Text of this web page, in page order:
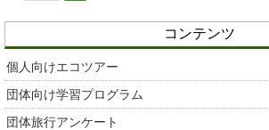
コンテンツ
個人向けエコツアー
団体向け学習プログラム
団体旅行アンケート